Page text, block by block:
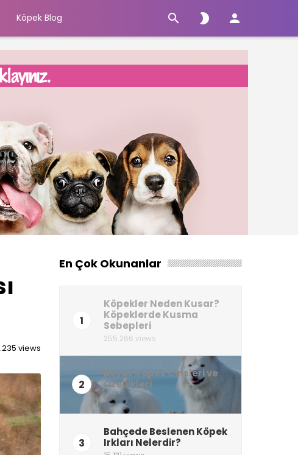
Köpek Blog   
views
En Çok Okunanlar
1
Köpekler Neden Kusar?
Köpeklerde Kusma
Sebepleri
255.266 views
2
Beyaz Köpek Cinsleri ve
Özellikleri
21.769 views
3
Bahçede Beslenen Köpek
Irkları Nelerdir?